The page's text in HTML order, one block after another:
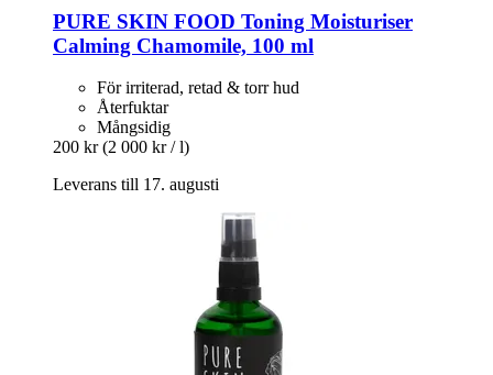
PURE SKIN FOOD Toning Moisturiser
Calming Chamomile, 100 ml
För irriterad, retad & torr hud
Återfuktar
Mångsidig
200 kr (2 000 kr / l)
Leverans till 17. augusti